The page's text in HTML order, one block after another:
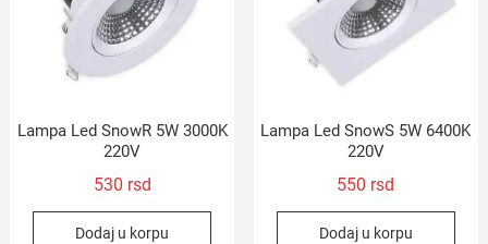
Lampa Led SnowR 5W 3000K
220V
530 rsd
Dodaj u korpu
Lampa Led SnowS 5W 6400K
220V
550 rsd
Dodaj u korpu